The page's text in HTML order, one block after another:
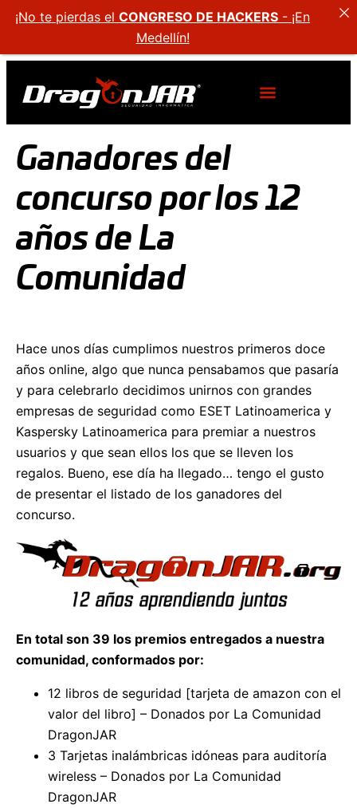
Ganadores del
concurso por los 12
años de La
Comunidad
Hace unos días cumplimos nuestros primeros doce
años online, algo que nunca pensabamos que pasaría
y para celebrarlo decidimos unirnos con grandes
empresas de seguridad como ESET Latinoamerica y
Kaspersky Latinoamerica para premiar a nuestros
usuarios y que sean ellos los que se lleven los
regalos. Bueno, ese día ha llegado… tengo el gusto
de presentar el listado de los ganadores del
concurso.
En total son 39 los premios entregados a nuestra
comunidad, conformados por:
12 libros de seguridad [tarjeta de amazon con el
valor del libro] – Donados por La Comunidad
DragonJAR
3 Tarjetas inalámbricas idóneas para auditoría
wireless – Donados por La Comunidad
DragonJAR
¡No te pierdas el CONGRESO DE HACKERS - ¡En
Medellín!